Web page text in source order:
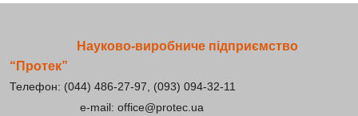
Науково-виробниче підприємство
“Протек”
Телефон: (044) 486-27-97, (093) 094-32-11
e-mail: office@protec.ua